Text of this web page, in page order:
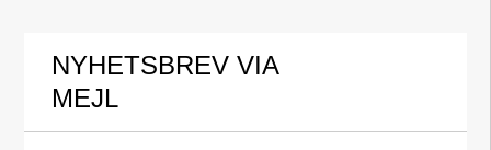
NYHETSBREV VIA
MEJL